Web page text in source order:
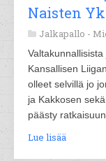
Naisten
Jalkapallo -
Kansallisen
olleet selvillä jo
ja Kakkosen
päästy ratkaisuun.
Lue lisää